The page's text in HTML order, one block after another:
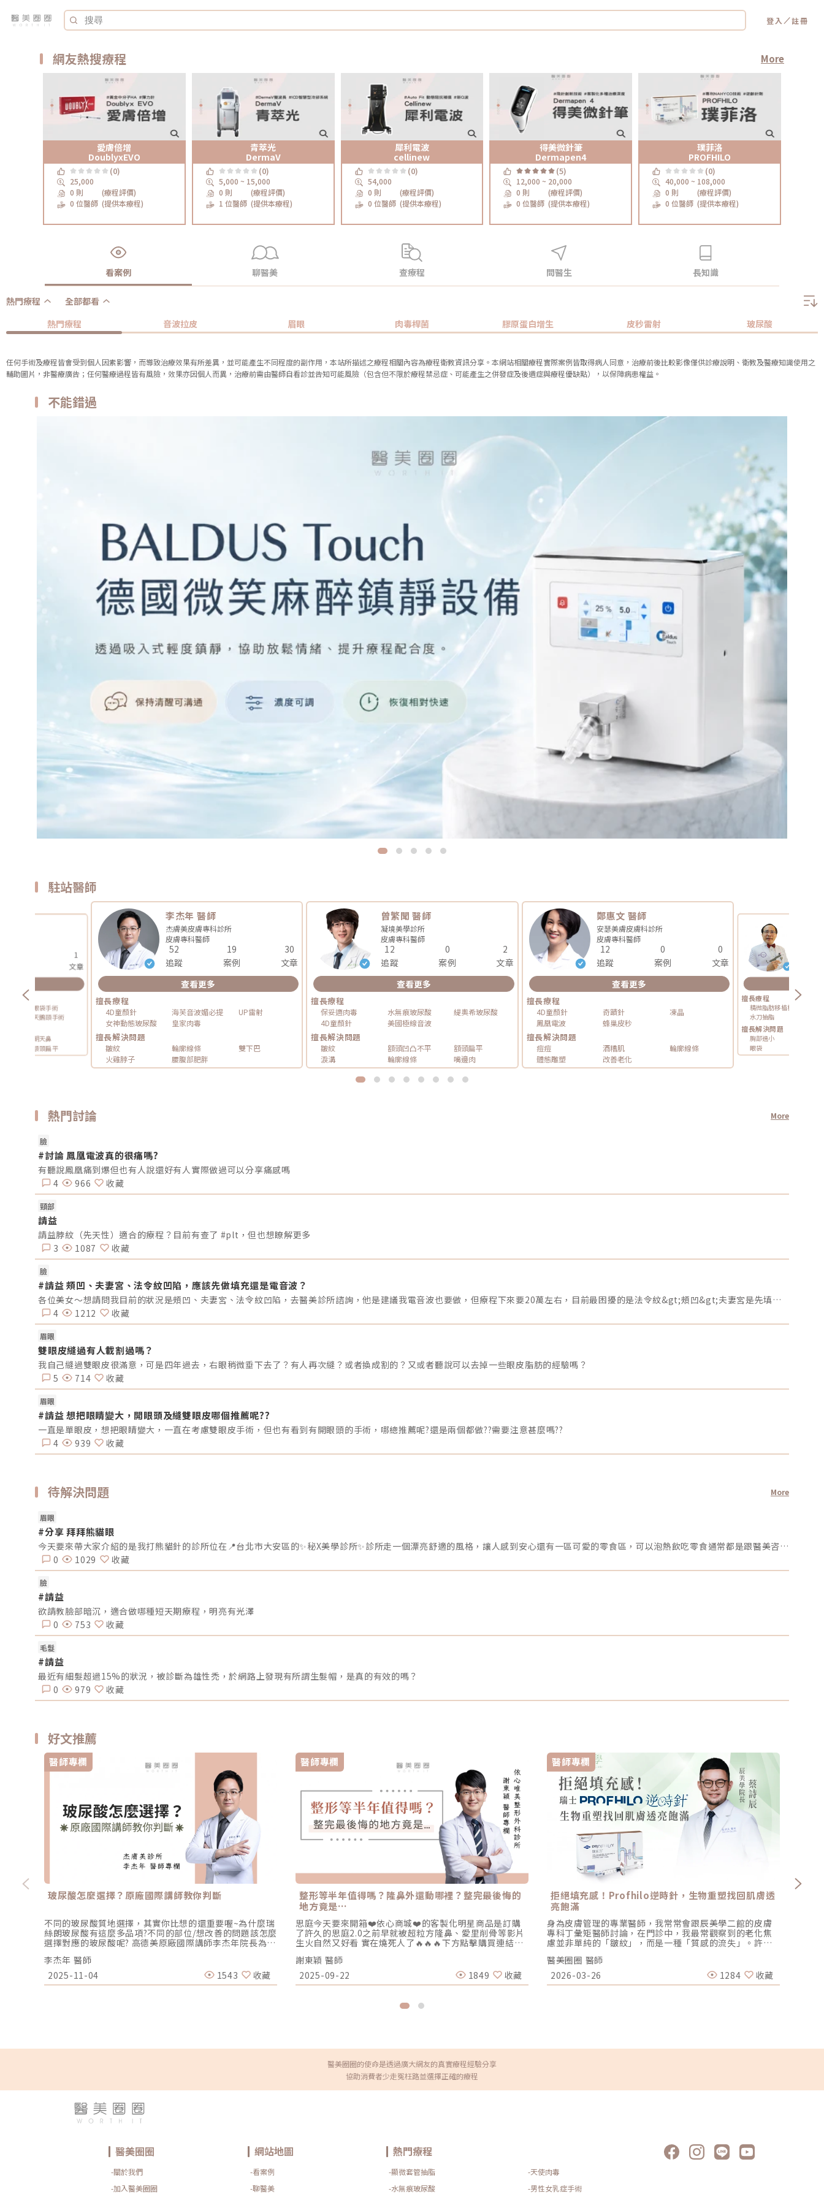
登入 ／註冊
網友熱搜療程 More
愛膚倍增
DoublyxEVO
(0)
25,000
0 則
(療程評價)
0 位醫師 (提供本療程)
青萃光
DermaV
(0)
5,000 ~ 15,000
0 則
(療程評價)
1 位醫師 (提供本療程)
犀利電波
cellinew
(0)
54,000
0 則
(療程評價)
0 位醫師 (提供本療程)
得美微針筆
Dermapen4
(5)
12,000 ~ 20,000
0 則
(療程評價)
0 位醫師 (提供本療程)
璞菲洛
PROFHILO
(0)
40,000 ~ 108,000
0 則
(療程評價)
0 位醫師 (提供本療程)
看案例 聊醫美 查療程 問醫生 長知識
熱門療程
全部都看
熱門療程
音波拉皮 眉眼 肉毒桿菌 膠原蛋白增生 皮秒雷射 玻尿酸
任何手術及療程皆會受到個人因素影響，而導致治療效果有所差異，並可能產生不同程度的副作用，本站所描述之療程相關內容為療程衛教資訊分享。本網站相關療程實際案例皆取得病人同意，治療前後比較影像僅供診療說明、衛教及醫療知識使用之
輔助圖片，非醫療廣告；任何醫療過程皆有風險，效果亦因個人而異，治療前需由醫師自看診並告知可能風險（包含但不限於療程禁忌症、可能產生之併發症及後遺症與療程優缺點），以保障病患權益。
不能錯過
駐站醫師
1
文章
眼袋手術
天鵝頸手術
朝天鼻
額頭扁平
李杰年 醫師
杰膚美皮膚專科診所
皮膚專科醫師
52
追蹤
19
案例
30
文章
查看更多
擅長療程
4D童顏針 海芙音波媚必提
UP雷射
女神動態玻尿酸
皇家肉毒
擅長解決問題
皺紋 輪廓線條
雙下巴
火雞脖子
腰腹部肥胖
曾繁聞 醫師
凝境美學診所
皮膚專科醫師
12
追蹤
0
案例
2
文章
查看更多
擅長療程
保妥適肉毒 水無痕玻尿酸
緹奧希玻尿酸
4D童顏針
美國極線音波
擅長解決問題
皺紋 額頭凹凸不平
額頭扁平
淚溝
輪廓線條 嘴邊肉
鄭惠文 醫師
安瑟美膚皮膚科診所
皮膚專科醫師
12
追蹤
0
案例
0
文章
查看更多
擅長療程
4D童顏針 奇蹟針
凍晶
鳳凰電波
蜂巢皮秒
擅長解決問題
痘痘 酒糟肌
輪廓線條
體態雕塑
改善老化
擅長療程
精微脂肪移植槍
水刀抽脂
擅長解決問題
胸部過小
眼袋
熱門討論 More
臉
#討論 鳳凰電波真的很痛嗎?
有聽說鳳凰痛到爆但也有人說還好有人實際做過可以分享痛感嗎
4
966 收藏
頸部
請益
請益脖紋（先天性）適合的療程？目前有查了 #plt，但也想瞭解更多
3
1087 收藏
臉
#請益 頰凹、夫妻宮、法令紋凹陷，應該先做填充還是電音波？
各位美女～想請問我目前的狀況是頰凹、夫妻宮、法令紋凹陷，去醫美診所諮詢，他是建議我電音波也要做，但療程下來要20萬左右，目前最困擾的是法令紋&gt;頰凹&gt;夫妻宮是先填充完再打電波嗎？還是先打電波再填充呢～～Â
4
1212 收藏
眉眼
雙眼皮縫過有人載割過嗎？
我自己縫過雙眼皮很滿意，可是四年過去，右眼稍微垂下去了？有人再次縫？或者換成割的？又或者聽說可以去掉一些眼皮脂肪的經驗嗎？
5
714 收藏
眉眼
#請益 想把眼睛變大，開眼頭及縫雙眼皮哪個推薦呢??
一直是單眼皮，想把眼睛變大，一直在考慮雙眼皮手術，但也有看到有開眼頭的手術，哪總推薦呢?還是兩個都做??需要注意甚麼嗎??
4
939 收藏
待解決問題 More
眉眼
#分享 拜拜熊貓眼
今天要來帶大家介紹的是我打熊貓針的診所位在📍台北市大安區的✨秘X美學診所✨診所走一個漂亮舒適的風格，讓人感到安心還有一區可愛的零食區，可以泡熱飲吃零食通常都是跟醫美咨詢師資訊完後就會進到診療室醫師會再詳細說明一下療程，有什麼問題也可以立馬問醫生，為我施打的醫生是Mr.陳 醫師🧑‍⚕️超級幽默親和力十足😆 為很怕打針的我轉移了不少注意力！選對醫師真的很重要🙌🏻外面還有一區休息區，是獨立的座位空間，可以坐在沙發上休息，整個環境都很舒適～推給大家✌🏻
0
1029 收藏
臉
#請益
欲請教臉部暗沉，適合做哪種短天期療程，明亮有光澤
0
753 收藏
毛髮
#請益
最近有細髮超過15%的狀況，被診斷為雄性禿，於網路上發現有所謂生髮帽，是真的有效的嗎？
0
979 收藏
好文推薦
醫師專欄
玻尿酸怎麼選擇？原廠國際講師教你判斷
不同的玻尿酸質地選擇，其實你比想的還重要喔~為什麼瑞
絲朗玻尿酸有這麼多品項?不同的部位/想改善的問題該怎麼
選擇對應的玻尿酸呢? 高德美原廠國際講師李杰年院長為你
酸的療程歡迎LINE@杰膚美診所:
https://page.line.me/xhc2941b重點摘要：00:11 玻尿
酸作用介紹00:47 玻尿酸分為三大類型02:09 迷思一、玻尿
https://reurl.cc/Mzk0nm杰膚美診所地址：104台北市
李杰年 醫師
2025-11-04
1543 收藏
醫師專欄
整形等半年值得嗎？隆鼻外還動哪裡？整完最後悔的
地方竟是…
思庭今天要來開箱❤️依心商城❤️的客製化明星商品是訂購
了許久的思庭2.0之前早就被超粒方隆鼻、愛里削骨等影片
生火自然又好看 實在燒死人了🔥🔥🔥下方點擊購買連結
心等候回覆 )思庭大改造方案內容物💁‍♀️五爪前額拉提*1👃
結構式隆鼻*1 (加購縮鼻翼、敲鼻骨、貴族手術)👄微笑嘴
角*1 (加購嘴邊肉拉提)重點摘要：00:00 搶先看⚡⚡01:43
02:36 中臉隆鼻分析 : 結構式隆鼻合併貴族手術03:58 下臉
唇巴分析 : 微笑嘴角+嘴扁肉拉提04:43 華麗買家秀05:25
（02）2345-6777官方網站｜
https://www.followheart.com.tw/官方諮詢｜
https://follow-heart.com/line臉書粉專｜
https://follow-heart.com/case_fbIG追起來｜
https://follow-heart.com/case_igWeChat ID｜
謝東穎 醫師
2025-09-22
1849 收藏
醫師專欄
拒絕填充感！Profhilo逆時針，生物重塑找回肌膚透
亮飽滿
身為皮膚管理的專業醫師，我常常會跟辰美學二館的皮膚
專科丁彙矩醫師討論，在門診中，我最常觀察到的老化焦
慮並非單純的「皺紋」，而是一種「質感的流失」。許多
女性客戶來到辰美學，指著鏡中的自己說：「蔡醫師，我
不想變臉，我也不想把臉填得像氣球一樣腫，但我就是覺
得臉變垂了、乾了，看起來很累。」這種「累感」，往往
來自於肌膚真皮層結構的崩解。過去我們習慣用玻尿酸去
肌膚的年輕度由真皮層的三大支柱決定：水份、膠原蛋白
彈、維持組織張力的關鍵，其實是彈力蛋白。彈力蛋白就
過度施打，容易造成面部僵硬或「醫美臉」。而 Profhilo
逆時針的誕生，是為了從細胞底層進行「修復與重塑」，
讓皮膚自己找回年輕時的彈性。二、 Profhilo 逆時針的科
學核心：NAHYCO™ 專利技術Profhilo逆時針來自瑞士著
名的 IBSA 製藥集團。身為專業醫師，我非常看重產品的
醫美圈圈 醫師
2026-03-26
1284 收藏
塑大
醫美圈圈的使命是透過廣大網友的真實療程經驗分享
協助消費者少走冤枉路並選擇正確的療程
醫美圈圈
-關於我們
-加入醫美圈圈
網站地圖
-看案例
-聊醫美
熱門療程
-顯微套管抽脂
-天使肉毒
-水無痕玻尿酸
-男性女乳症手術